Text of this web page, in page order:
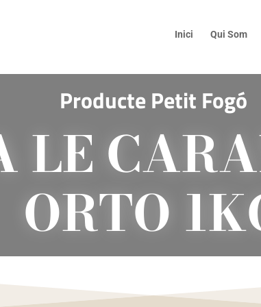
Inici Qui Som
Producte Petit Fogó
LE
ORTO